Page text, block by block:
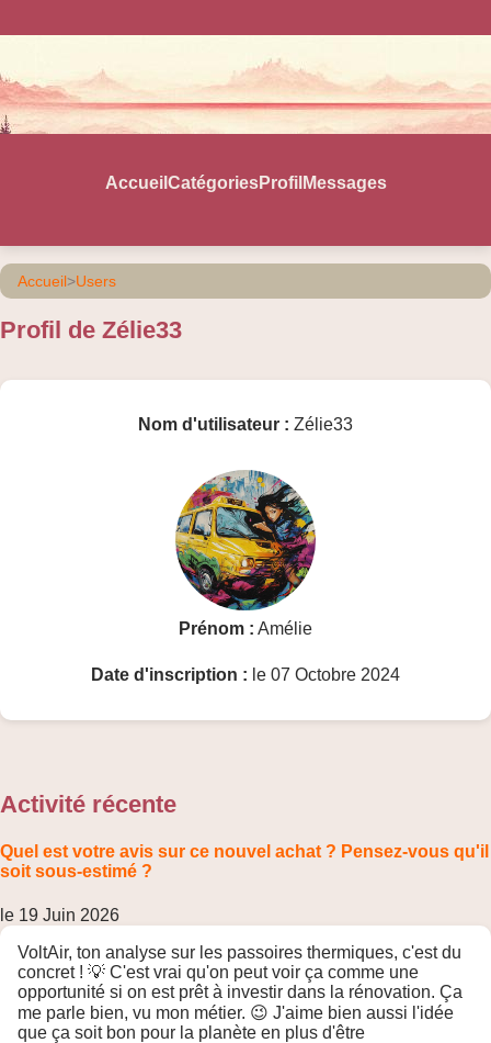
Accueil CatégoriesProfil Messages
Accueil>Users
Profil de Zélie33
Nom d'utilisateur : Zélie33
Prénom : Amélie
Date d'inscription : le 07 Octobre 2024
Activité récente
Quel est votre avis sur ce nouvel achat ? Pensez-vous qu'il
soit sous-estimé ?
le 19 Juin 2026
VoltAir, ton analyse sur les passoires thermiques, c'est du
concret ! 💡 C'est vrai qu'on peut voir ça comme une
opportunité si on est prêt à investir dans la rénovation. Ça
me parle bien, vu mon métier. 😉 J'aime bien aussi l'idée
que ça soit bon pour la planète en plus d'être